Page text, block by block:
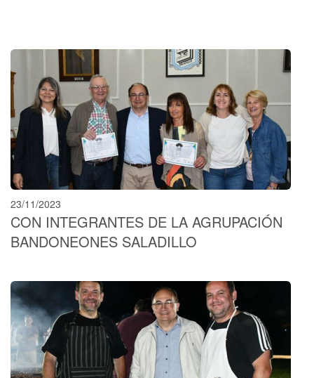
23/11/2023
CON INTEGRANTES DE LA AGRUPACIÓN
BANDONEONES SALADILLO